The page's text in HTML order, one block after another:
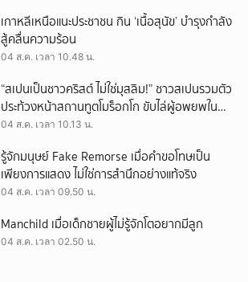
เกาหลีเหนือแนะประชาชน กิน ‘เนื้อสุนัข’ บำรุงกำลัง
สู้คลื่นความร้อน
04 ส.ค. เวลา 10.48 น.
“สเปนเป็นชาวคริสต์ ไม่ใช่มุสลิม!” ชาวสเปนรวมตัว
ประท้วงหน้าสถานทูตโมร็อกโก ขับไล่ผู้อพยพใน
เมืองเซวตาออกนอกประเทศ
04 ส.ค. เวลา 10.13 น.
รู้จักมนุษย์ Fake Remorse เมื่อคำขอโทษเป็น
เพียงการแสดง ไม่ใช่การสำนึกอย่างแท้จริง
04 ส.ค. เวลา 09.50 น.
Manchild เมื่อเด็กชายผู้ไม่รู้จักโตอยากมีลูก
04 ส.ค. เวลา 02.50 น.